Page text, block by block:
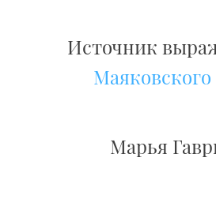
Источник
Маяковского
Марья